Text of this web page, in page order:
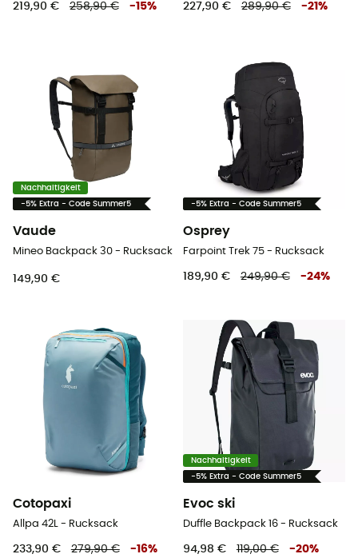
219,90 € 258,90 € -15% 227,90 € 289,90 € -21 %
Nachhaltigkeit
-5% Extra - Code Summer5
Vaude
Mineo Backpack 30 - Rucksack
149,90 €
-5% Extra - Code Summer5
Osprey
Farpoint Trek 75 - Rucksack
189,90 € 249,90 € -24%
Cotopaxi
Allpa 42L - Rucksack
233,90 € 279,90 € -16%
Nachhaltigkeit
-5% Extra - Code Summer5
Evoc ski
Duffle Backpack 16 - Rucksack
94,98 € 119,00 € -20%